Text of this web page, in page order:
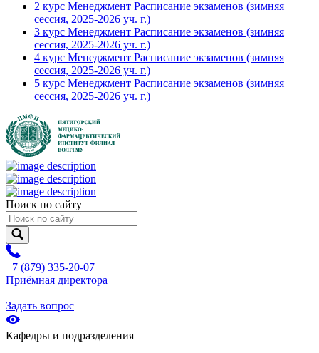
2 курс Менеджмент Расписание экзаменов (зимняя
сессия, 2025-2026 уч. г.)
3 курс Менеджмент Расписание экзаменов (зимняя
сессия, 2025-2026 уч. г.)
4 курс Менеджмент Расписание экзаменов (зимняя
сессия, 2025-2026 уч. г.)
5 курс Менеджмент Расписание экзаменов (зимняя
сессия, 2025-2026 уч. г.)
Поиск по сайту
+7 (879) 335-20-07
Приёмная директора
Задать вопрос
Кафедры и подразделения